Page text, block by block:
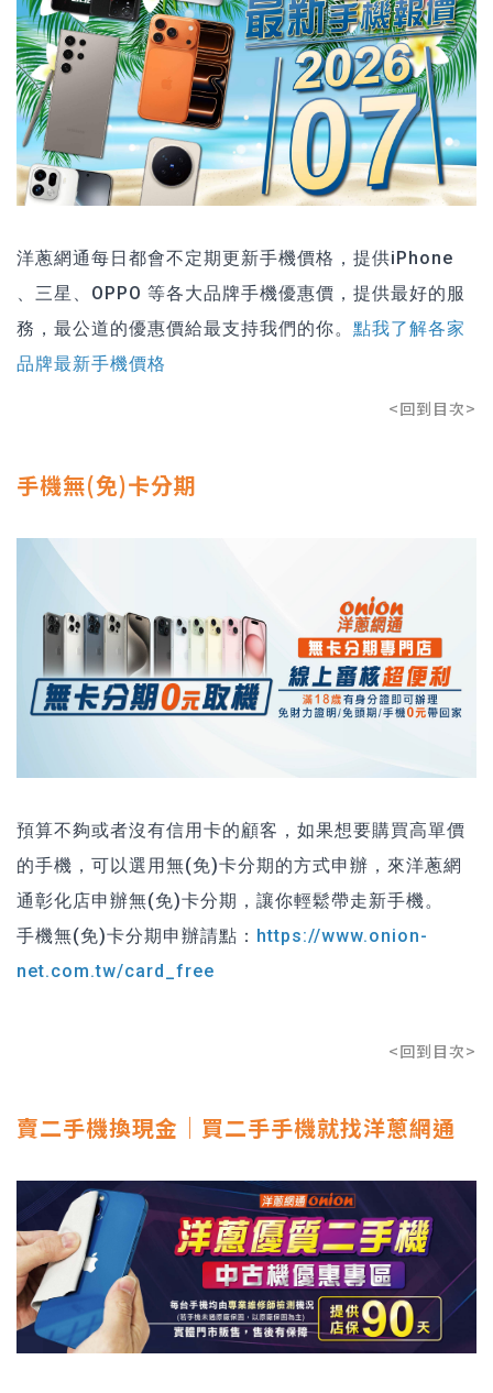
洋蔥網通每日都會不定期更新手機價格，提供iPhone
、三星、OPPO 等各大品牌手機優惠價，提供最好的服
務，最公道的優惠價給最支持我們的你。 點我了解各家
品牌最新手機價格
<回到目次>
手機無(免)卡分期
預算不夠或者沒有信用卡的顧客，如果想要購買高單價
的手機，可以選用無(免)卡分期的方式申辦，來洋蔥網
通彰化店申辦無(免)卡分期，讓你輕鬆帶走新手機。
手機無(免)卡分期申辦請點： https://www.onion-
net.com.tw/card_free
<回到目次>
賣二手機換現金｜買二手手機就找洋蔥網通